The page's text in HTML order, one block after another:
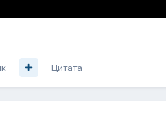
Цитата